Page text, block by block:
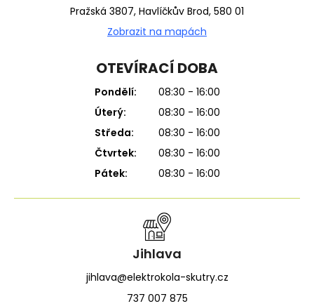
Pražská 3807, Havlíčkův Brod, 580 01
Zobrazit na mapách
OTEVÍRACÍ DOBA
Pondělí:
08:30 - 16:00
Úterý:
08:30 - 16:00
Středa:
08:30 - 16:00
Čtvrtek:
08:30 - 16:00
Pátek:
08:30 - 16:00
Jihlava
jihlava@elektrokola-skutry.cz
737 007 875